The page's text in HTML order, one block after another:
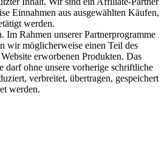
Einnahmen aus ausgewählten Käufen,
werden.
Rahmen unserer Partnerprogramme
wir möglicherweise einen Teil des
erworbenen Produkten. Das
darf ohne unsere vorherige schriftliche
verbreitet, übertragen, gespeichert
werden.